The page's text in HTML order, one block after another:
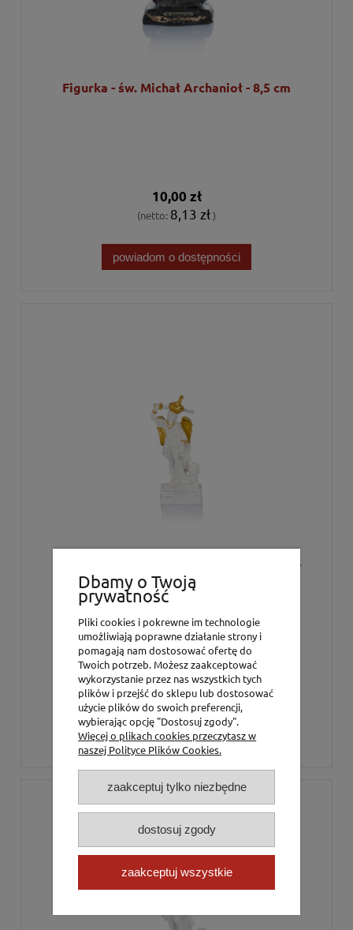
Figurka - św. Michał Archanioł - 8,5 cm
10,00 zł
(netto: 8,13 zł)
powiadom o dostępności
Figurka - św. Michał Archanioł - Gargano -
11,5 cm
17,00 zł
(netto: 13,82 zł )
powiadom o dostępności
Dbamy o Twoją
prywatność
Pliki cookies i pokrewne im technologie
umożliwiają poprawne działanie strony i
pomagają nam dostosować ofertę do
Twoich potrzeb. Możesz zaakceptować
wykorzystanie przez nas wszystkich tych
plików i przejść do sklepu lub dostosować
użycie plików do swoich preferencji,
wybierając opcję "Dostosuj zgody".
Więcej o plikach cookies przeczytasz w
naszej Polityce Plików Cookies.
zaakceptuj tylko niezbędne
dostosuj zgody
zaakceptuj wszystkie